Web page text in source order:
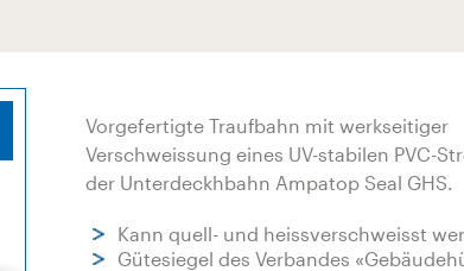
Vorgefertigte Traufbahn mit werkseitiger
Verschweissung eines UV-stabilen PVC-
der Unterdeckhbahn Ampatop Seal GHS.
Kann quell- und heissverschweisst
Gütesiegel des Verbandes